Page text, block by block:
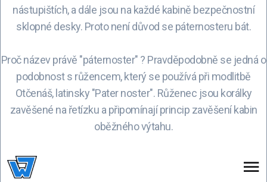
nástupištích, a dále jsou na každé kabině bezpečnostní
sklopné desky. Proto není důvod se páternosteru bát.
Proč název právě "páternoster" ? Pravděpodobně se jedná o
podobnost s růžencem, který se používá při modlitbě
Otčenáš, latinsky "Pater noster". Růženec jsou korálky
zavěšené na řetízku a připomínají princip zavěšení kabin
oběžného výtahu.